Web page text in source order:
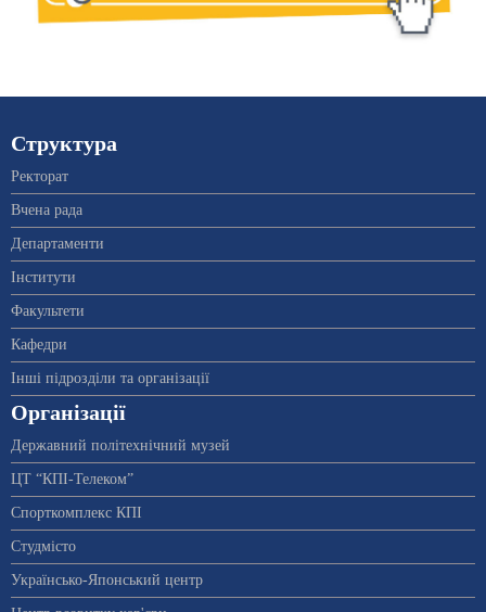
Структура
Ректорат
Вчена рада
Департаменти
Інститути
Факультети
Кафедри
Інші підрозділи та організації
Організації
Державний політехнічний музей
ЦТ “КПІ-Телеком”
Спорткомплекс КПІ
Студмісто
Українсько-Японський центр